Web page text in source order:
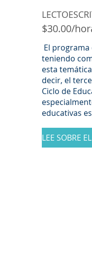
$30.00/
El
teniendo
esta
decir, el
Ciclo de
educativas
LEE SOBRE